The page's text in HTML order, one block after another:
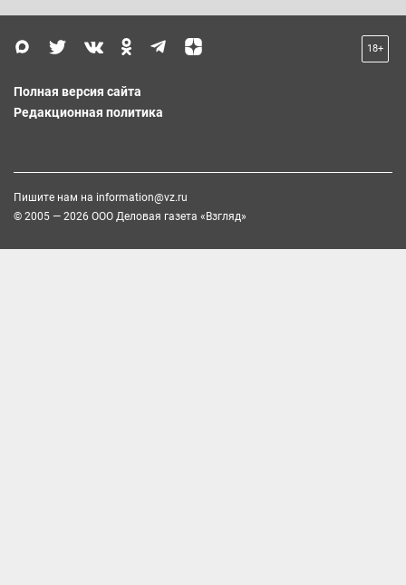
18+
Полная версия сайта
Редакционная политика
Пишите нам на information@vz.ru
© 2005 — 2026 ООО Деловая газета «Взгляд»